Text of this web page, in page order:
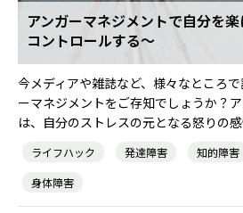
アンガーマネジメントで自分を
コントロールする～
今メディアや雑誌など、様々なところ
ーマネジメントをご存知でしょうか？
は、自分のストレスの元となる怒りの
ライフハック 発達障害 知的障害
身体障害
障害のある新卒学生専門の就職エージ
障害者専門の求人検索・スカウトサー
就職・転職ノウハウ
お問い合わせ・よくある質問
お問い合わせ
よくある質問